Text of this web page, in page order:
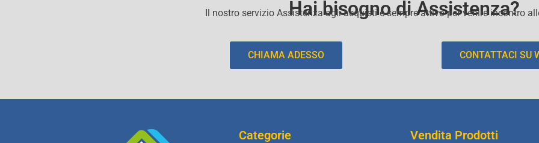
Hai bisogno di Assistenza?
Il nostro servizio Assistenza agli acquisti e sempre attivo per venire incontro
CHIAMA ADESSO CONTATTACI SU
Categorie Vendita Prodotti